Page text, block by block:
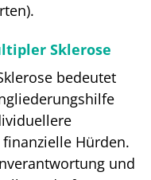
Sklerose
bedeutet
Hürden.
und